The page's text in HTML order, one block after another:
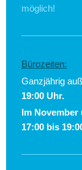
möglich!
Bürozeiten:
Ganzjährig
19:00 Uhr.
Im
17:00 bis